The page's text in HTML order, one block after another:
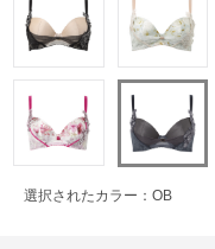
選択されたカラー：OB